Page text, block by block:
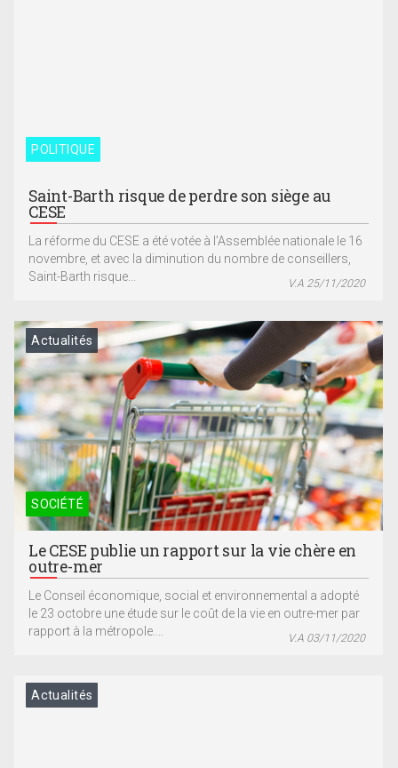
POLITIQUE
Saint-Barth risque de perdre son siège au
CESE
La réforme du CESE a été votée à l’Assemblée nationale le 16
novembre, et avec la diminution du nombre de conseillers,
Saint-Barth risque...
V.A 25/11/2020
SOCIÉTÉ
Actualités
Le CESE publie un rapport sur la vie chère en
outre-mer
Le Conseil économique, social et environnemental a adopté
le 23 octobre une étude sur le coût de la vie en outre-mer par
rapport à la métropole....
V.A 03/11/2020
Actualités